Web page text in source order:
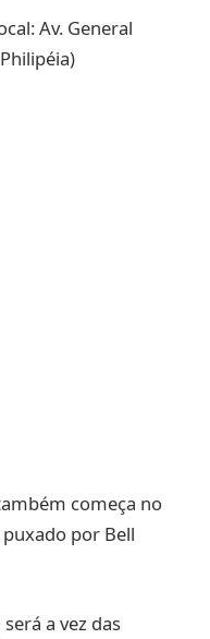
Av. General
começa no
por Bell
a vez das